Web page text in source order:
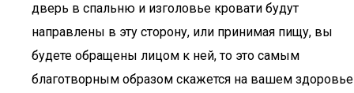
дверь в спальню и изголовье кровати будут
направлены в эту сторону, или принимая пищу, вы
будете обращены лицом к ней, то это самым
благотворным образом скажется на вашем здоровье